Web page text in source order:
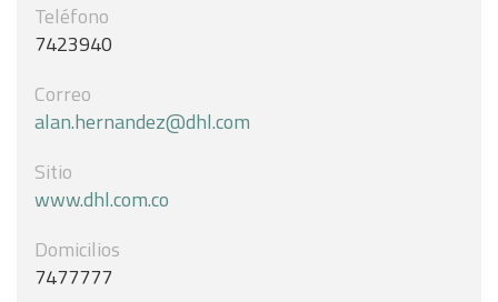
Teléfono
7423940
Correo
alan.hernandez@dhl.com
Sitio
www.dhl.com.co
Domicilios
7477777